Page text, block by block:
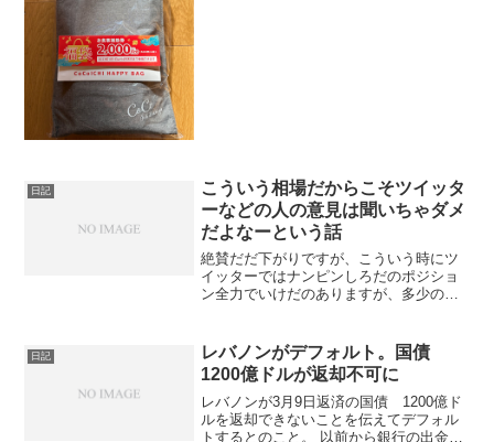
日記
こういう相場だからこそツイッタ
ーなどの人の意見は聞いちゃダメ
だよなーという話
絶賛だだ下がりですが、こういう時にツ
イッターではナンピンしろだのポジショ
ン全力でいけだのありますが、多少の機
日記
レバノンがデフォルト。国債
1200億ドルが返却不可に
レバノンが3月9日返済の国債 1200億ド
ルを返却できないことを伝えてデフォル
トするとのこと。 以前から銀行の出金制